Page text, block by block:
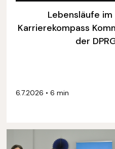
Lebensläufe im
Karrierekompass
der
6.7.2026 •6 min